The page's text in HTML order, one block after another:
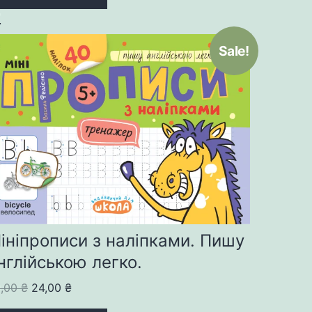
Sale!
з наліпками. Пишу
легко.
₴ Original
price
24,00₴Current
price